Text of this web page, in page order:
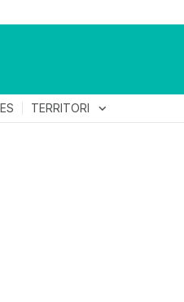
TERRITORI expand_more